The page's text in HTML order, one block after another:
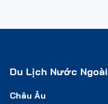
Du Lịch Nước Ngoài
Châu Âu